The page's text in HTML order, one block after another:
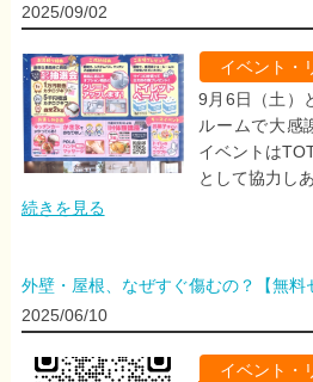
2025/09/02
イベント・
9月6日（土）
ルームで大感
イベントは
として協力し
続きを見る
外壁・屋根、なぜすぐ傷むの？【無料
2025/06/10
イベント・